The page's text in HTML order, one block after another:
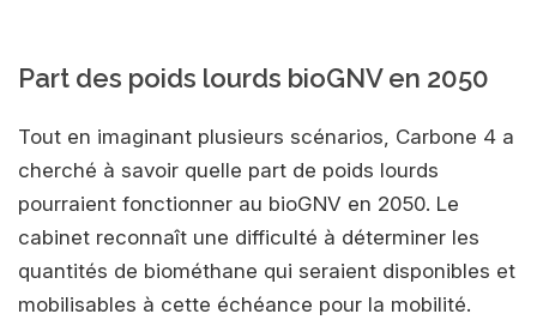
Part des poids lourds bioGNV en 2050
Tout en imaginant plusieurs scénarios, Carbone 4 a
cherché à savoir quelle part de poids lourds
pourraient fonctionner au bioGNV en 2050. Le
cabinet reconnaît une difficulté à déterminer les
quantités de biométhane qui seraient disponibles et
mobilisables à cette échéance pour la mobilité.